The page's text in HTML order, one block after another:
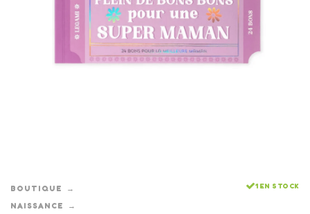
BOUTIQUE
NAISSANCE
1 EN STOCK